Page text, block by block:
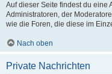
Auf dieser Seite findest du eine
Administratoren, der
wie die Foren, die diese im
Nach oben
Private Nachrichten